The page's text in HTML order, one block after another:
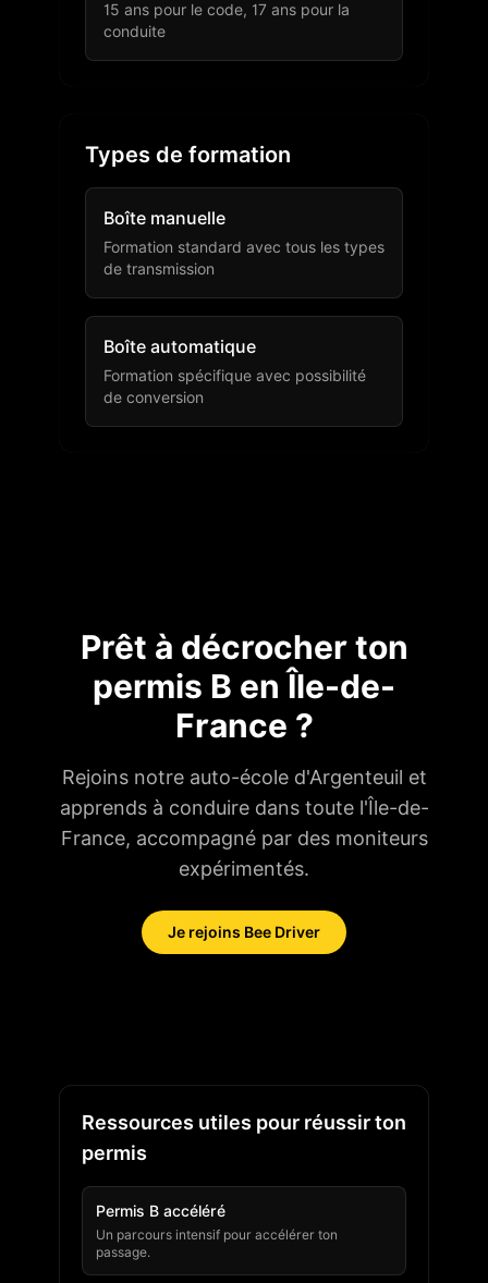
15 ans pour le code, 17 ans pour la
conduite
Types de formation
Boîte manuelle
Formation standard avec tous les types
de transmission
Boîte automatique
Formation spécifique avec possibilité
de conversion
Prêt à décrocher ton
permis B en Île-de-
France ?
Rejoins notre auto-école d'Argenteuil et
apprends à conduire dans toute l'Île-de-
France, accompagné par des moniteurs
expérimentés.
Je rejoins Bee Driver
Ressources utiles pour réussir ton
permis
Permis B accéléré
Un parcours intensif pour accélérer ton
passage.